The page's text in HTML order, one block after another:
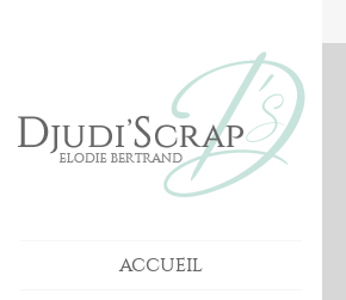
ACCUEIL